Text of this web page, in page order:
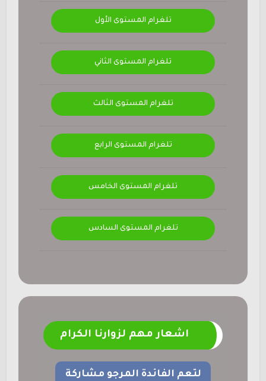
تلغرام المستوى الأول
تلغرام المستوى الثاني
تلغرام المستوى الثالث
تلغرام المستوى الرابع
تلغرام المستوى الخامس
تلغرام المستوى السادس
اشعار مهم لزوارنا الكرام
لتعم الفائدة المرجو مشاركة